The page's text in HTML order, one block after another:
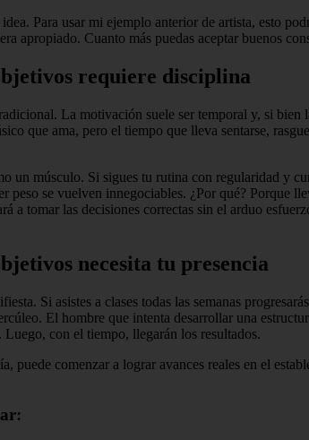
Para usar mi ejemplo anterior de artista, esto
apropiado. Cuanto más puedas aceptar buenos
requiere disciplina
La motivación suele ser temporal y, si
que ama, pero el tiempo que lleva sentarse,
un músculo. Si sigues tu rutina con regularidad y
peso se vuelven innegociables. ¿Por qué? Porque
a tomar las decisiones correctas sin el arduo
necesita tu presencia
Si asistes a clases todas las semanas
El hombre que intenta desarrollar una
Luego, con el tiempo, llegarán los resultados.
puede comenzar a lograr avances reales en el